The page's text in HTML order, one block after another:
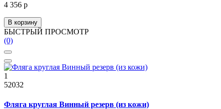
4 356 р
В корзину
БЫСТРЫЙ ПРОСМОТР
(0)
1
52032
Фляга круглая Винный резерв (из кожи)